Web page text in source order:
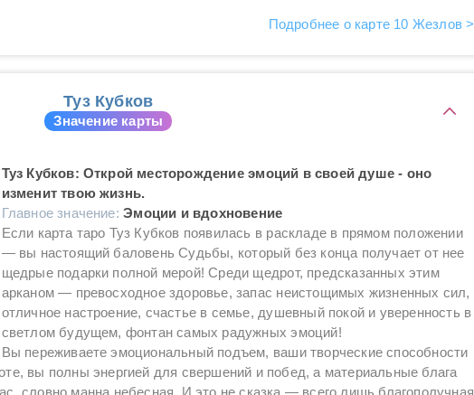
Подробнее о карте 10 Жезлов >
Туз Кубков
Значение карты
Туз Кубков: Открой месторождение эмоций в своей душе - оно
изменит твою жизнь.
Главное значение:Эмоции и вдохновение
Если карта таро Туз Кубков появилась в раскладе в прямом положении
— вы настоящий баловень Судьбы, который без конца получает от нее
щедрые подарки полной мерой! Среди щедрот, предсказанных этим
арканом — превосходное здоровье, запас неистощимых жизненных сил,
отличное настроение, счастье в семье, душевный покой и уверенность в
светлом будущем, фонтан самых радужных эмоций!
Вы переживаете эмоциональный подъем, ваши творческие способности
вы полны энергией для свершений и побед, а материальные блага
словно манна небесная. И это не сказка — всего лишь благополучная